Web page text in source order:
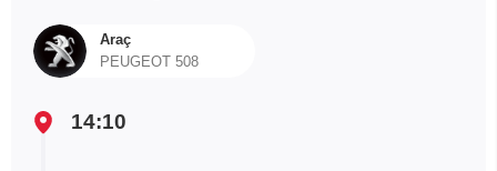
Araç
PEUGEOT 508
14:10